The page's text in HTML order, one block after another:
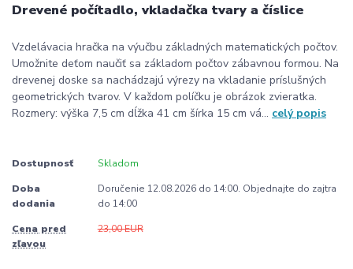
Drevené počítadlo, vkladačka tvary a číslice
Vzdelávacia hračka na výučbu základných matematických počtov.
Umožnite deťom naučiť sa základom počtov zábavnou formou. Na
drevenej doske sa nachádzajú výrezy na vkladanie príslušných
geometrických tvarov. V každom políčku je obrázok zvieratka.
Rozmery: výška 7,5 cm dĺžka 41 cm šírka 15 cm vá... celý popis
Dostupnosť Skladom
Doba
dodania
Doručenie 12.08.2026 do 14:00. Objednajte do zajtra
do 14:00
Cena pred
zľavou
23,00 EUR